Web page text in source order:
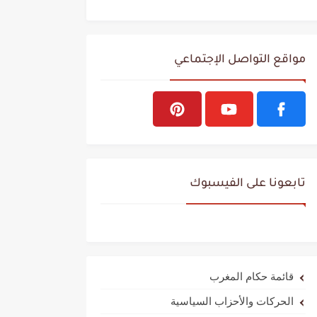
مواقع التواصل الإجتماعي
تابعونا على الفيسبوك
قائمة حكام المغرب
الحركات والأحزاب السياسية